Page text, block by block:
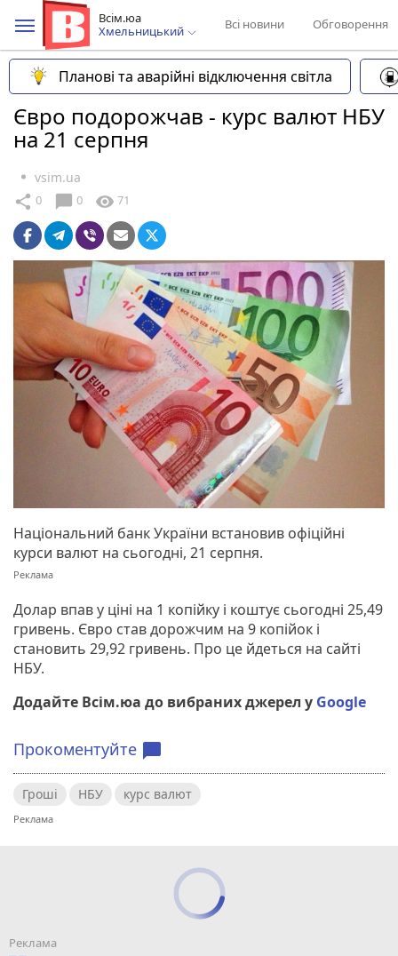
Всім.юа
Хмельницький
Всі новини Обговорення
Планові та аварійні відключення світла
Євро подорожчав - курс валют НБУ
на 21 серпня
vsim.ua
share 0 chat_bubble 0 visibility 71
Національний банк України встановив офіційні
курси валют на сьогодні, 21 серпня.
Долар впав у ціні на 1 копійку і коштує сьогодні 25,49
гривень. Євро став дорожчим на 9 копійок і
становить 29,92 гривень. Про це йдеться на сайті
НБУ.
Додайте Всім.юа до вибраних джерел у Google
Прокоментуйте chat_bubble
Гроші НБУ курс валют